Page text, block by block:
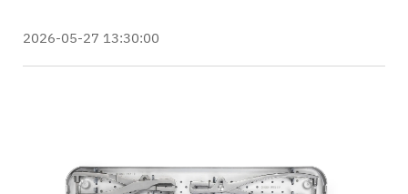
Про Нас
Контакт
2026-05-27 13:30:00